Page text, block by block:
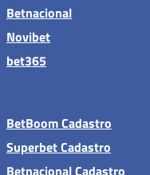
Betnacional
Novibet
bet365
BetBoom Cadastro
Superbet Cadastro
Betnacional Cadastro